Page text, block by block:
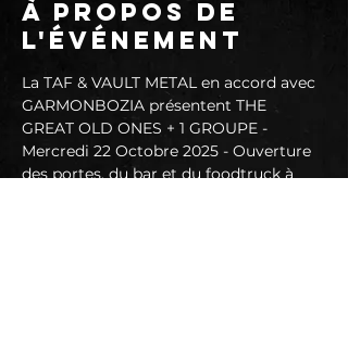
À propos de
l'événement
La TAF & VAULT METAL en accord avec
GARMONBOZIA présentent THE
GREAT OLD ONES + 1 GROUPE -
Mercredi 22 Octobre 2025 - Ouverture
des portes, du bar et du foodtruck à